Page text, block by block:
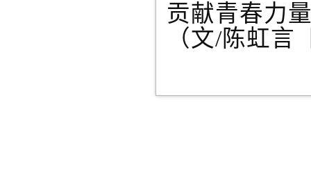
贡献青春力
（文/陈虹